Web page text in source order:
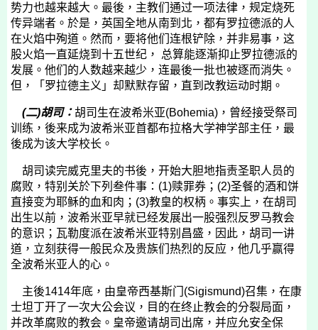
势力也越来越大。最後，主教们通过一项法律，规定烧死
传异端者。於是，英国全地从南到北，都有罗拉德派的人
在火焰中殉道。然而，要将他们连根铲除，并非易事，这
股火焰一直延烧到十五世纪， 总算能逐渐抑止罗拉德派的
发展。他们的人数越来越少，连最後一批也被逐而消失。
但，「罗拉德主义」却默默存留，直到改教运动时期。
(二)胡司：胡司生在波希米亚(Bohemia) ，曾经接受祭司
训练，後来成为波希米亚首都布拉格大学神学部主任，最
後成为该大学校长。
胡司读完威克里夫的书後，开始大胆地指责圣职人员的
腐败，特别关於下列叁件事： (1)赎罪券； (2)圣餐的酒和饼
直接变为耶稣的血和肉； (3)教皇的权柄。事实上，在胡司
出生以前，波希米亚早就已经发展出一股强烈反罗马教会
的意识；瓦勒度派在波希米亚特别昌盛，因此，胡司一讲
道，立刻获得一般民众及贵族们热烈的反应，他几乎赢得
全波希米亚人的心。
主後1414年底，由皇帝西基斯门 (Sigismund)召集，在康
士坦丁开了一次大公会议，目的在终止教会的分裂局面，
并改革腐败的教会。皇帝邀请胡司出席，并应允安全保